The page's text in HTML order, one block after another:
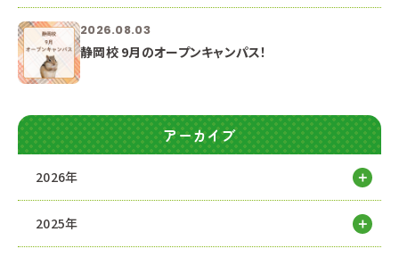
2026.08.03
静岡校 9月のオープンキャンパス！
アーカイブ
2026年
2025年